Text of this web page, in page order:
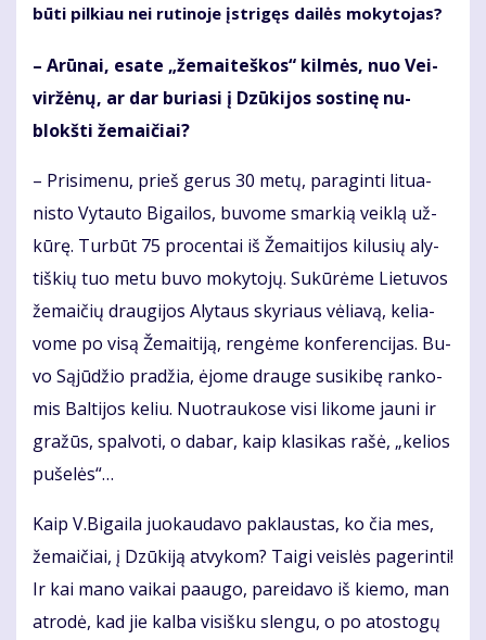
būti pilkiau nei rutinoje įstrigęs dailės mokytojas?
– Arū­nai, esa­te „že­mai­teš­kos“ kil­mės, nuo Vei­
vir­žė­nų, ar dar bu­ria­si į Dzū­ki­jos sos­ti­nę nu­
blokš­ti že­mai­čiai?
– Pri­si­me­nu, prieš ge­rus 30 me­tų, pa­ra­gin­ti li­tu­a­
nis­to Vy­tau­to Bi­gai­los, bu­vo­me smar­kią veik­lą už­
kū­rę. Tur­būt 75 pro­cen­tai iš Že­mai­ti­jos ki­lu­sių aly­
tiš­kių tuo me­tu bu­vo mo­ky­to­jų. Su­kū­rė­me Lie­tu­vos
že­mai­čių drau­gi­jos Aly­taus sky­riaus vė­lia­vą, ke­lia­
vo­me po vi­są Že­mai­ti­ją, ren­gė­me kon­fe­ren­ci­jas. Bu­
vo Są­jū­džio pra­džia, ėjo­me drau­ge su­si­ki­bę ran­ko­
mis Bal­ti­jos ke­liu. Nuo­trau­ko­se vi­si li­ko­me jau­ni ir
gra­žūs, spal­vo­ti, o da­bar, kaip kla­si­kas ra­šė, „ke­lios
pu­še­lės“…
Kaip V.Bi­gai­la juo­kau­da­vo pa­klaus­tas, ko čia mes,
že­mai­čiai, į Dzū­ki­ją at­vy­kom? Tai­gi veis­lės pa­ge­rin­ti!
Ir kai ma­no vai­kai pa­au­go, par­ei­da­vo iš kie­mo, man
at­ro­dė, kad jie kal­ba vi­siš­ku slen­gu, o po atos­to­gų